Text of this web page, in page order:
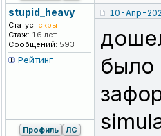
stupid_heavy
Статус: скрыт
Стаж: 16 лет
Сообщений: 593
Рейтинг
10-Апр-
было
Профиль ЛС